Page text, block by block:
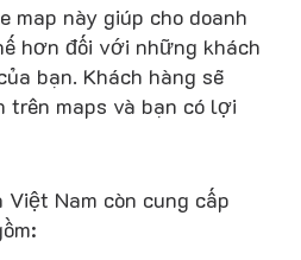
map này giúp cho doanh
hơn đối với những khách
bạn. Khách hàng sẽ
trên maps và bạn có lợi
Việt Nam còn cung cấp